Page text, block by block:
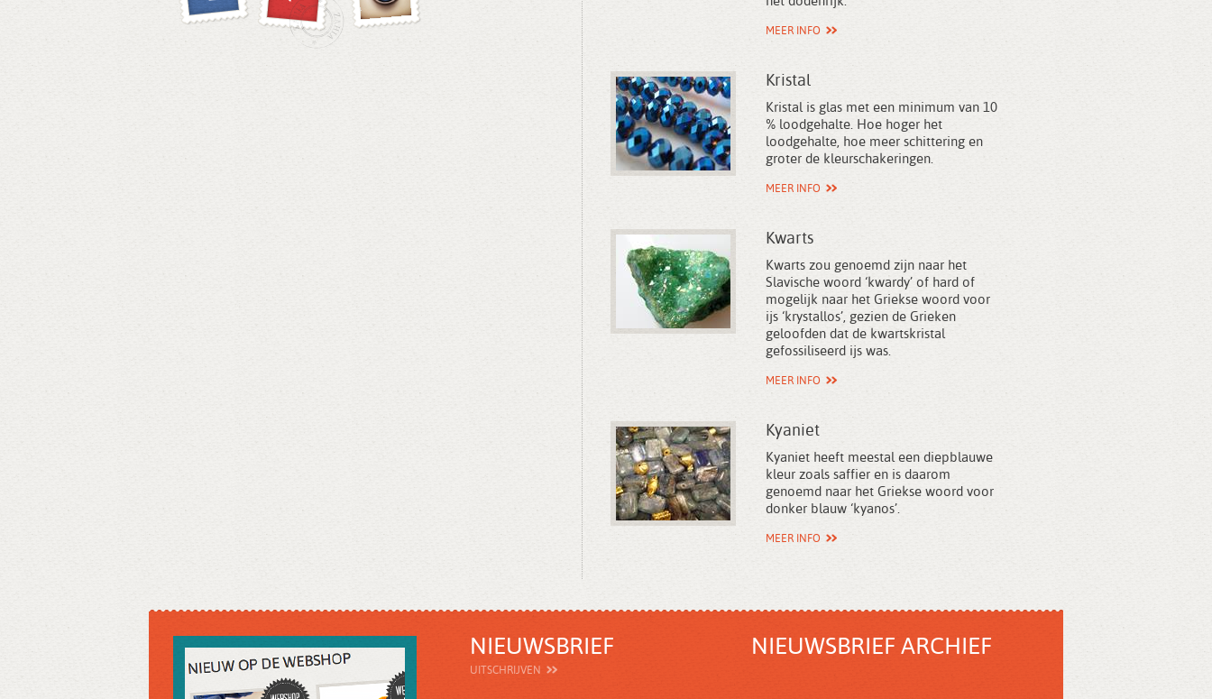
MEER INFO
Kristal
Kristal is glas met een minimum van 10
% loodgehalte. Hoe hoger het
loodgehalte, hoe meer schittering en
groter de kleurschakeringen.
MEER INFO
Kwarts
Kwarts zou genoemd zijn naar het
Slavische woord ‘kwardy’ of hard of
mogelijk naar het Griekse woord voor
ijs ‘krystallos’, gezien de Grieken
geloofden dat de kwartskristal
gefossiliseerd ijs was.
MEER INFO
Kyaniet
Kyaniet heeft meestal een diepblauwe
kleur zoals saffier en is daarom
genoemd naar het Griekse woord voor
donker blauw ‘kyanos’.
MEER INFO
NIEUWSBRIEF
UITSCHRIJVEN
NIEUWSBRIEF ARCHIEF